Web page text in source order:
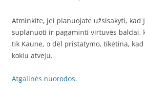
Atminkite, jei planuojate užsisakyti, kad
suplanuoti ir pagaminti virtuvės baldai,
tik Kaune, o dėl pristatymo, tikėtina,
kokiu atveju.
Atgalinės nuorodos.